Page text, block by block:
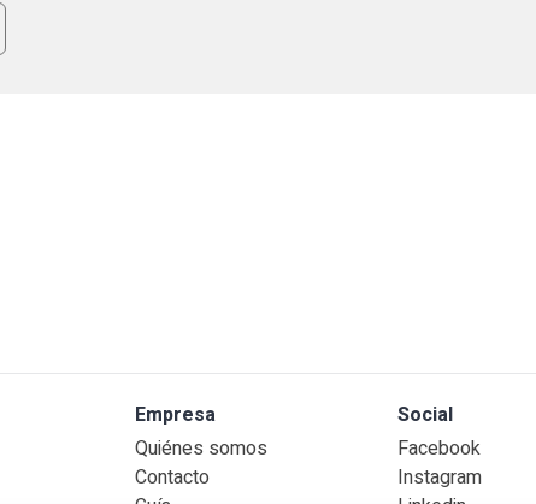
Empresa
Quiénes somos
Contacto
Social
Facebook
Instagram